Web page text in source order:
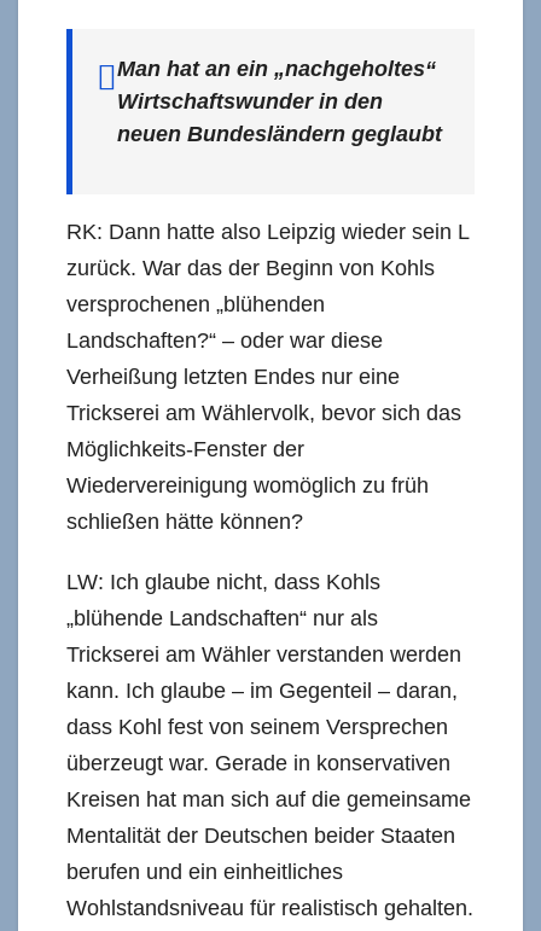
Man hat an ein „nachgeholtes“
Wirtschaftswunder in den
neuen Bundesländern geglaubt
RK: Dann hatte also Leipzig wieder sein L
zurück. War das der Beginn von Kohls
versprochenen „blühenden
Landschaften?“ – oder war diese
Verheißung letzten Endes nur eine
Trickserei am Wählervolk, bevor sich das
Möglichkeits-Fenster der
Wiedervereinigung womöglich zu früh
schließen hätte können?
LW: Ich glaube nicht, dass Kohls
„blühende Landschaften“ nur als
Trickserei am Wähler verstanden werden
kann. Ich glaube – im Gegenteil – daran,
dass Kohl fest von seinem Versprechen
überzeugt war. Gerade in konservativen
Kreisen hat man sich auf die gemeinsame
Mentalität der Deutschen beider Staaten
berufen und ein einheitliches
Wohlstandsniveau für realistisch gehalten.